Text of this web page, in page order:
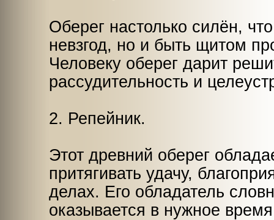
Оберег настолько силён,
невзгод, но и быть щитом
Человеку оберег дарит
рассудительность и
2. Репейник.
Этот древний оберег
притягивать удачу,
делах. Его обладатель
оказывается в нужное